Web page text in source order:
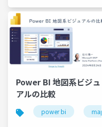
Power BI 地図系ビジュ
アルの比較
power bi map